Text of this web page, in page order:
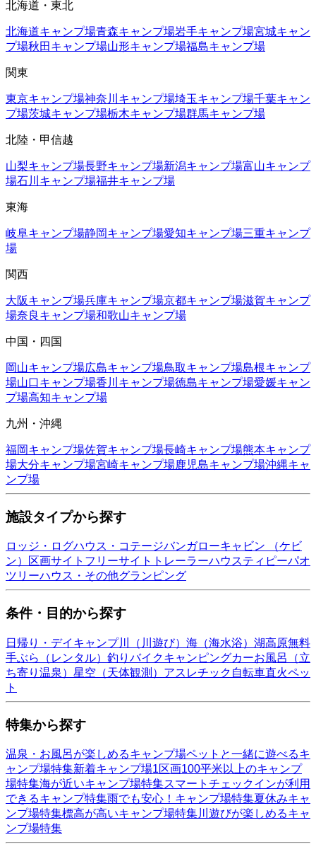
北海道・東北
北海道キャンプ場青森キャンプ場岩手キャンプ場宮城キャン
プ場秋田 キャンプ場山形キャンプ場福島キャンプ場
関東
東京キャンプ場神奈川 キャンプ場埼玉キャンプ場千葉キャン
プ場茨城キャンプ場栃木キャンプ場群馬キャンプ場
北陸・甲信越
山梨キャンプ場長野キャンプ場新潟キャンプ場富山キャンプ
場石川 キャンプ場福井キャンプ場
東海
岐阜キャンプ場静岡キャンプ場愛知キャンプ場三重キャンプ
場
関西
大阪キャンプ場兵庫キャンプ場京都キャンプ場滋賀キャンプ
場奈良 キャンプ場和歌山キャンプ場
中国・四国
岡山キャンプ場広島キャンプ場鳥取キャンプ場島根キャンプ
場山口キャンプ場香川 キャンプ場徳島キャンプ場愛媛キャン
プ場高知キャンプ場
九州・沖縄
福岡キャンプ場佐賀キャンプ場長崎キャンプ場熊本キャンプ
場大分キャンプ場宮崎キャンプ場鹿児島キャンプ場沖縄キャ
ンプ場
施設タイプから探す
ロッジ・ログハウス・コテージバンガローキャビン （ケビ
ン）
区画サイト フリーサイト トレーラーハウスティピーパオ
ツリーハウス・その他グランピング
条件・目的から探す
日帰り・デイキャンプ川（川遊び） 海（海水浴） 湖高原無料
手ぶら（レンタル） 釣り バイクキャンピングカーお風呂（立
ち寄り温泉） 星空（天体観測） アスレチック 自転車直火ペッ
ト
特集から探す
温泉・お風呂が楽しめるキャンプ場ペットと一緒に遊べるキ
ャンプ場特集新着キャンプ場1区画100平米以上のキャンプ
場特集海が近いキャンプ場特集スマートチェックインが利用
できるキャンプ特集雨でも安心！キャンプ場特集夏休みキャ
ンプ場特集標高が高いキャンプ場特集川遊びが楽しめるキャ
ンプ場特集